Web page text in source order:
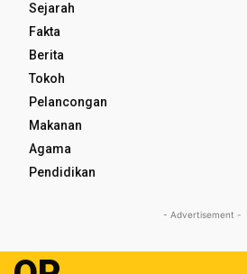
Sejarah
Fakta
Berita
Tokoh
Pelancongan
Makanan
Agama
Pendidikan
- Advertisement -